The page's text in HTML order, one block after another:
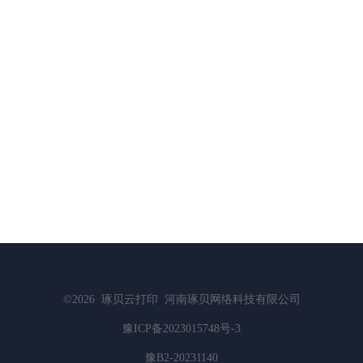
©2026 琢贝云打印 河南琢贝网络科技有限公司
豫ICP备2023015748号-3
豫B2-20231140